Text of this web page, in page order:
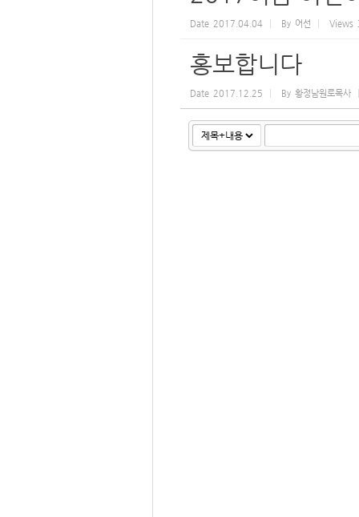
Date 2017.04.04 By 어선 Views
홍보합니다
Date 2017.12.25 By 황정남원로목사